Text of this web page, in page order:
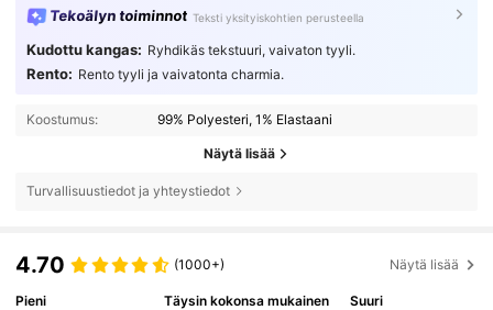
Tekoälyn toiminnot Teksti yksityiskohtien perusteella
Kudottu kangas: Ryhdikäs tekstuuri, vaivaton tyyli.
Rento: Rento tyyli ja vaivatonta charmia.
Koostumus: 99% Polyesteri, 1% Elastaani
Näytä lisää
Turvallisuustiedot ja yhteystiedot
4.70 (1000+) Näytä lisää
Pieni
Täysin kokonsa mukainen
Suuri